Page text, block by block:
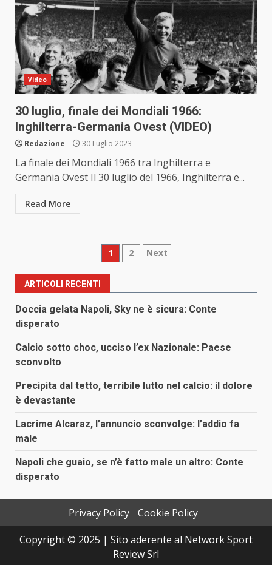
Video
30 luglio, finale dei Mondiali 1966:
Inghilterra-Germania Ovest (VIDEO)
Redazione 30 Luglio 2023
La finale dei Mondiali 1966 tra Inghilterra e
Germania Ovest Il 30 luglio del 1966, Inghilterra e...
Read More
Paginazione
degli
articoli
1 2 Next
ARTICOLI RECENTI
Doccia gelata Napoli, Sky ne è sicura: Conte
disperato
Calcio sotto choc, ucciso l’ex Nazionale: Paese
sconvolto
Precipita dal tetto, terribile lutto nel calcio: il dolore
è devastante
Lacrime Alcaraz, l’annuncio sconvolge: l’addio fa
male
Napoli che guaio, se n’è fatto male un altro: Conte
disperato
Privacy Policy
Cookie Policy
Copyright © 2025 | Sito aderente al Network Sport
Review Srl